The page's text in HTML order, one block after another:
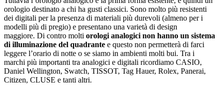
orologio destinato a chi ha gusti classici. Sono molto più resistenti
dei digitali per la presenza di materiali più durevoli (almeno per i
modelli più di pregio) e presentano una varietà di design
maggiore. Di contro molti orologi analogici non hanno un sistema
di illuminazione del quadrante e questo non permetterà di farci
leggere l’orario di notte o se siamo in ambienti molti bui. Tra i
marchi più importanti tra analogici e digitali ricordiamo CASIO,
Daniel Wellington, Swatch, TISSOT, Tag Hauer, Rolex, Panerai,
Citizen, CLUSE e tanti altri.